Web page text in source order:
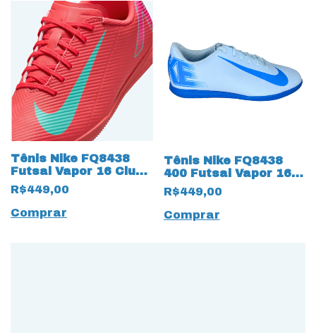
Tênis Nike FQ8438
Futsal Vapor 16 Club
IC 18306 Magenta
R$449,00
Comprar
Tênis Nike FQ8438
400 Futsal Vapor 16
Club IC 17825 Branco
R$449,00
Comprar